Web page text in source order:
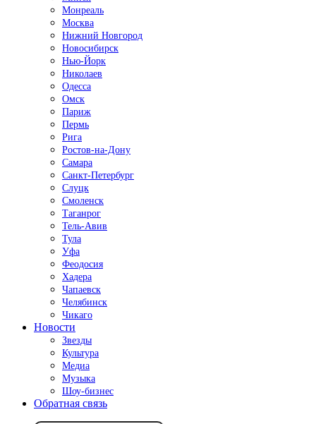
Монреаль
Москва
Нижний Новгород
Новосибирск
Нью-Йорк
Николаев
Одесса
Омск
Париж
Пермь
Рига
Ростов-на-Дону
Самара
Санкт-Петербург
Слуцк
Смоленск
Таганрог
Тель-Авив
Тула
Уфа
Феодосия
Хадера
Чапаевск
Челябинск
Чикаго
Новости
Звезды
Культура
Медиа
Музыка
Шоу-бизнес
Обратная связь